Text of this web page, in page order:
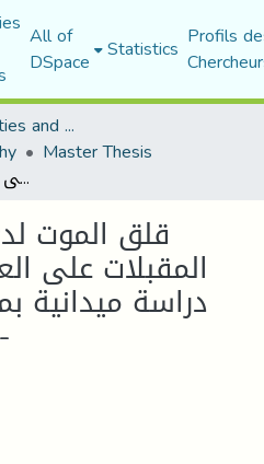
All of
DSpace Statistics Profils
Faculty of Humanities and Social Sciences
Master Thesis
قلق الموت لدى النساء الحوامل المقبلات على العمليات القيصرية - دراسة ميدانية بمستشفى سليمان عميرات بالمسيلة -
قلق الموت
المقبلات على
دراسة
عميرات بالمسيلة -